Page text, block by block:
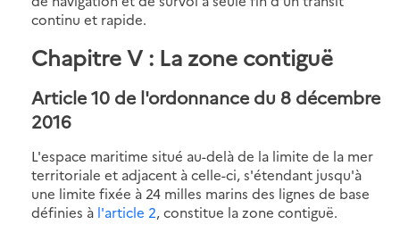
continu et rapide.
Chapitre V : La zone contiguë
Article 10 de l'ordonnance du 8 décembre
2016
L'espace maritime situé au-delà de la limite de la mer
territoriale et adjacent à celle-ci, s'étendant jusqu'à
une limite fixée à 24 milles marins des lignes de base
définies à l'article 2, constitue la zone contiguë.